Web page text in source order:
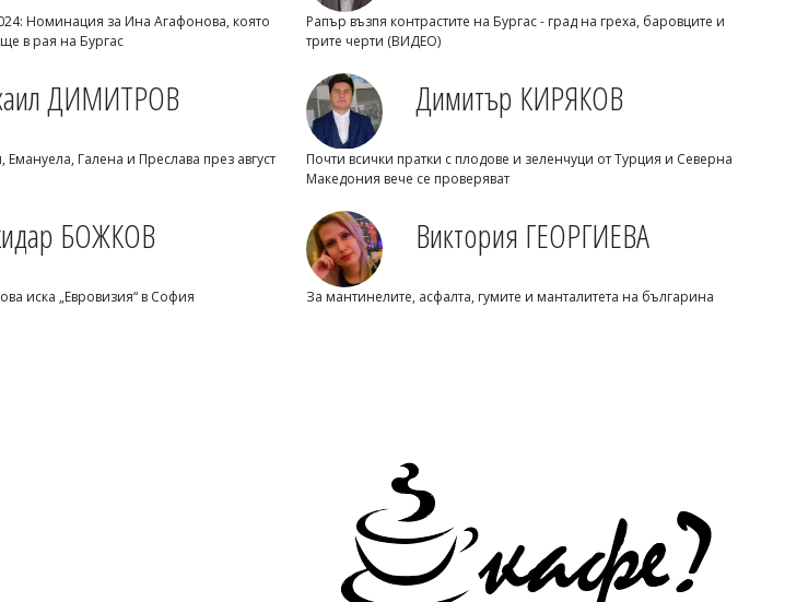
обвинени за убийството на Георги в
Пловдив
Номинация за Ина Агафонова, която
в рая на Бургас
Рапър възпя контрастите на Бургас - град на греха, баровците и
трите черти (ВИДЕО)
ДИМИТРОВ
Емануела, Галена и Преслава през август
Димитър КИРЯКОВ
Почти всички пратки с плодове и зеленчуци от Турция и Северна
Македония вече се проверяват
БОЖКОВ
иска „Евровизия“ в София
Виктория ГЕОРГИЕВА
За мантинелите, асфалта, гумите и манталитета на българина